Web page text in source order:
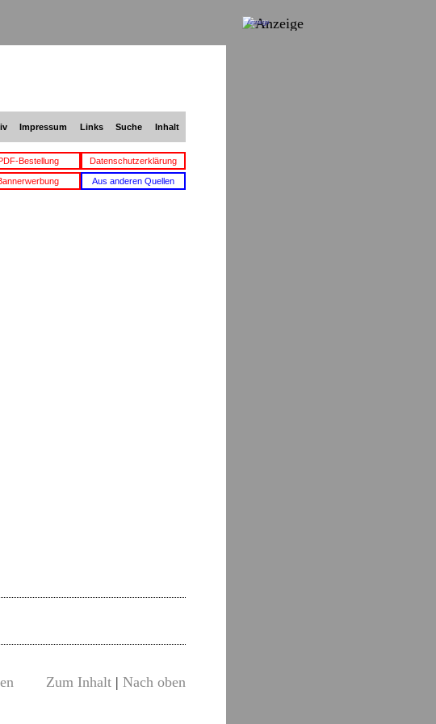
Impressum Links Suche Inhalt
Bestellung Datenschutzerklärung
Aus anderen Quellen
Zum Inhalt| Nach oben
Anzeige